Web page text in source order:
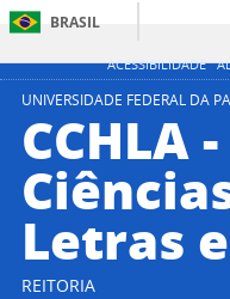
ACESSIBILIDADE
BRASIL
UNIVERSIDADE FEDERAL DA
CCHLA
Letras
REITORIA